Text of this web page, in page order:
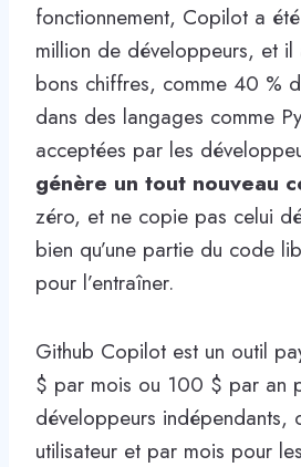
fonctionnement, Copilot a
million de développeurs, et
bons chiffres, comme 40 %
dans des langages comme
acceptées par les
génère un tout nouveau
zéro, et ne copie pas celui
bien qu’une partie du code
pour l’entraîner.
Github Copilot est un outil
$ par mois ou 100 $ par an
développeurs indépendants,
utilisateur et par mois pour